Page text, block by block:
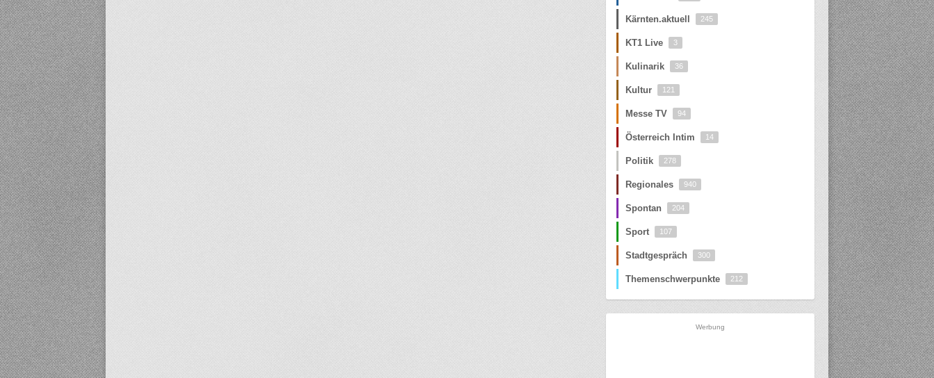
Kärnten.aktuell 245
KT1 Live 3
Kulinarik 36
Kultur 121
Messe TV 94
Österreich Intim 14
Politik 278
Regionales 940
Spontan 204
Sport 107
Stadtgespräch 300
Themenschwerpunkte 212
Werbung